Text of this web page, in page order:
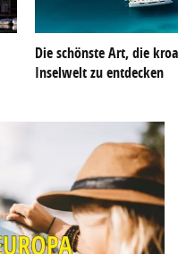
Die schönste Art, die
Inselwelt zu entdecken